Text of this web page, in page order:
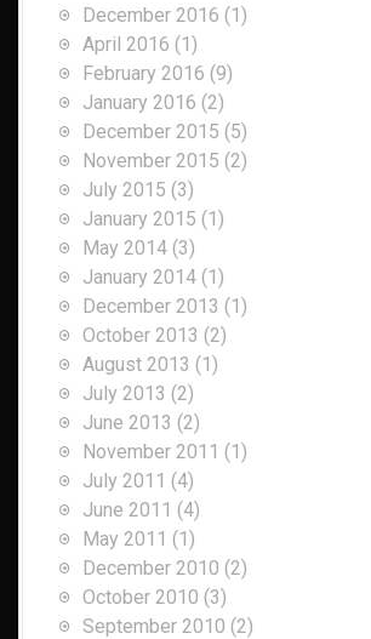
December 2016 (1)
April 2016 (1)
February 2016 (9)
January 2016 (2)
December 2015 (5)
November 2015 (2)
July 2015 (3)
January 2015 (1)
May 2014 (3)
January 2014 (1)
December 2013 (1)
October 2013 (2)
August 2013 (1)
July 2013 (2)
June 2013 (2)
November 2011 (1)
July 2011 (4)
June 2011 (4)
May 2011 (1)
December 2010 (2)
October 2010 (3)
September 2010 (2)